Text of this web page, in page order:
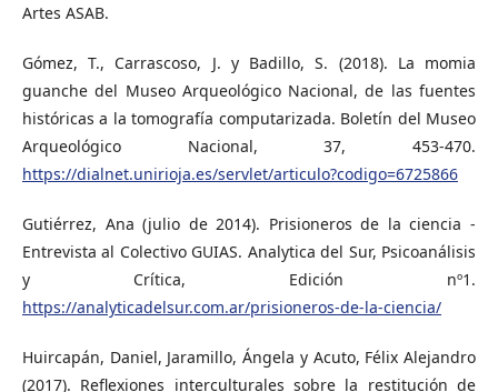
Artes ASAB.
Gómez, T., Carrascoso, J. y Badillo, S. (2018). La momia
guanche del Museo Arqueológico Nacional, de las fuentes
históricas a la tomografía computarizada. Boletín del Museo
Arqueológico Nacional, 37, 453-470.
https://dialnet.unirioja.es/servlet/articulo?codigo=6725866
Gutiérrez, Ana (julio de 2014). Prisioneros de la ciencia -
Entrevista al Colectivo GUIAS. Analytica del Sur, Psicoanálisis
y Crítica, Edición nº1.
https://analyticadelsur.com.ar/prisioneros-de-la-ciencia/
Huircapán, Daniel, Jaramillo, Ángela y Acuto, Félix Alejandro
(2017). Reflexiones interculturales sobre la restitución de